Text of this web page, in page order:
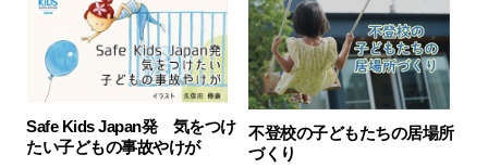
Safe Kids Japan発 気をつけ
たい子どもの事故やけが
不登校の子どもたちの居場所
づくり